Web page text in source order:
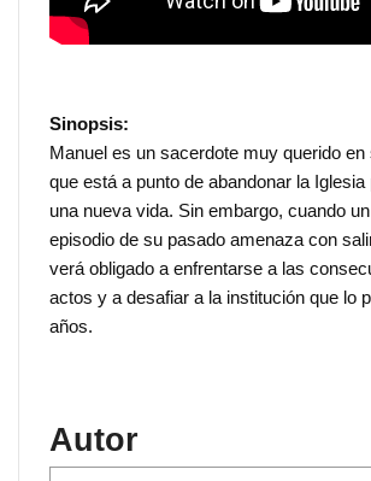
Sinopsis:
Manuel es un sacerdote muy querido
que está a punto de abandonar la
una nueva vida. Sin embargo, cuando
episodio de su pasado amenaza con
verá obligado a enfrentarse a las
actos y a desafiar a la institución que lo
años.
Autor